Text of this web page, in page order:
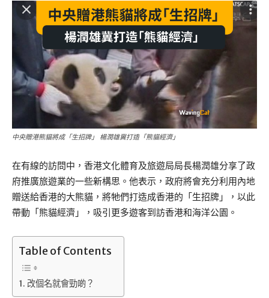
中央贈港熊貓將成「生招牌」 楊潤雄冀打造「熊貓經濟」
在有線的訪問中，香港文化體育及旅遊局局長楊潤雄分享了政
府推廣旅遊業的一些新構思。他表示，政府將會充分利用內地
贈送給香港的大熊貓，將牠們打造成香港的「生招牌」，以此
帶動「熊貓經濟」，吸引更多遊客到訪香港和海洋公園。
Table of Contents
改個名就會勁啲？